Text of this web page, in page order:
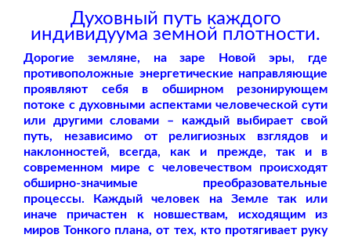
Духовный путь каждого
индивидуума земной плотности.
Дорогие земляне, на заре Новой эры, где
противоположные энергетические направляющие
проявляют себя в обширном резонирующем
потоке с духовными аспектами человеческой сути
или другими словами – каждый выбирает свой
путь, независимо от религиозных взглядов и
наклонностей, всегда, как и прежде, так и в
современном мире с человечеством происходят
обширно-значимые преобразовательные
процессы. Каждый человек на Земле так или
иначе причастен к новшествам, исходящим из
миров Тонкого плана, от тех, кто протягивает руку